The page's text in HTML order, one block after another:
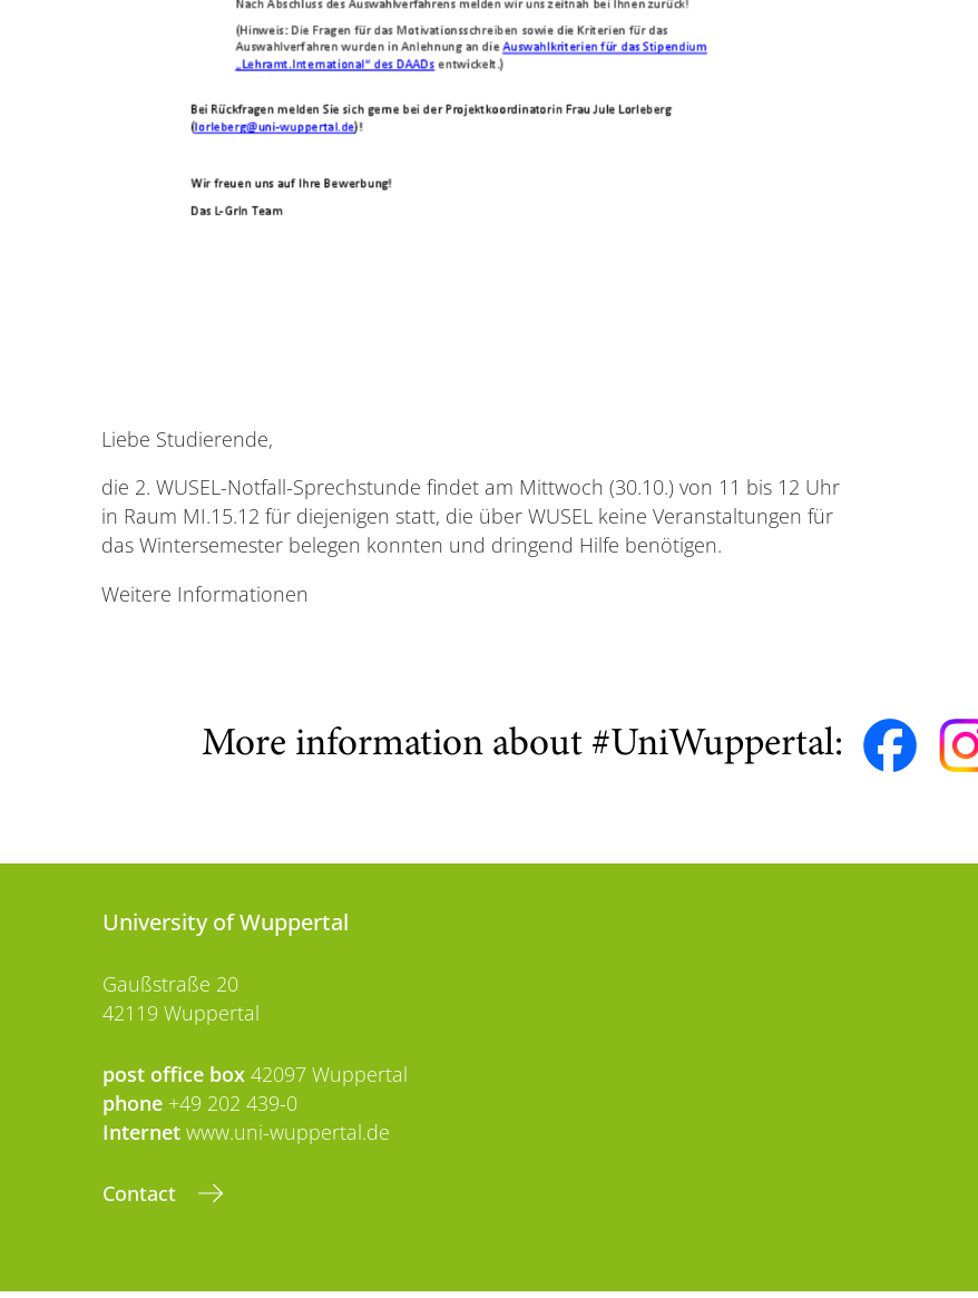
Liebe Studierende,
die 2. WUSEL-Notfall-Sprechstunde findet am Mittwoch (30.10.) von 11 bis 12 Uhr
in Raum MI.15.12 für diejenigen statt, die über WUSEL keine Veranstaltungen für
das Wintersemester belegen konnten und dringend Hilfe benötigen.
Weitere Informationen
More information about #UniWuppertal:
University of Wuppertal
Gaußstraße 20
42119 Wuppertal
post office box 42097 Wuppertal
phone +49 202 439-0
Internet www.uni-wuppertal.de
Contact